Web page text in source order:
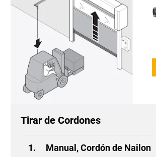
Tirar de Cordones
Manual, Cordón de Nailon